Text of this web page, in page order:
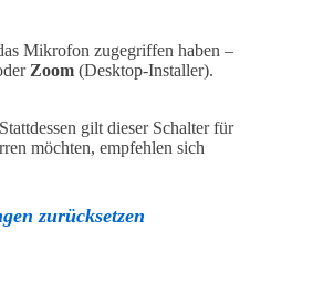
Mikrofon zugegriffen haben –
Zoom (Desktop-Installer).
gilt dieser Schalter für
möchten, empfehlen sich
zurücksetzen